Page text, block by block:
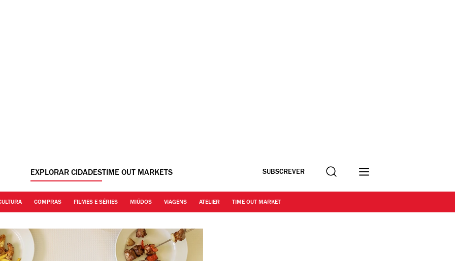
EXPLORAR CIDADESTIME OUT MARKETS SUBSCREVER Procurar
COMPRAS FILMES E SÉRIES MIÚDOS VIAGENS ATELIER TIME OUT MARKET